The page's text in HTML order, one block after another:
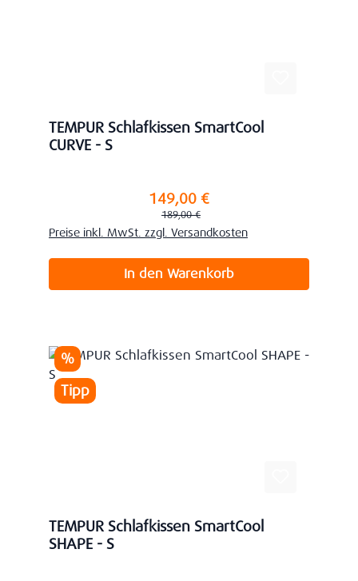
TEMPUR Schlafkissen SmartCool
CURVE - S
149,00 €
Regulärer Preis:
189,00 €
Preise inkl. MwSt. zzgl. Versandkosten
In den Warenkorb
Rabatt
%
Tipp
TEMPUR Schlafkissen SmartCool
SHAPE - S